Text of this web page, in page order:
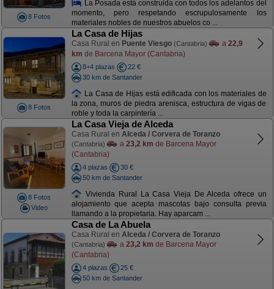
8 Fotos
La Posada está construida con todos los adelantos del
momento, pero respetando escrupulosamente los
materiales nobles de nuestros abuelos co ...
8 Fotos
La Casa de Hijas
Casa Rural en Puente Viesgo (Cantabria) a 22,9
km de Barcena Mayor (Cantabria)
8+4 plazas
22 €
30 km de Santander
La Casa de Hijas está edificada con los materiales de
la zona, muros de piedra arenisca, estructura de vigas de
roble y toda la carpintería ...
8 Fotos
Video
La Casa Vieja de Alceda
Casa Rural en Alceda / Corvera de Toranzo
(Cantabria) a 23,2 km de Barcena Mayor
(Cantabria)
4 plazas
30 €
50 km de Santander
Vivienda Rural La Casa Vieja De Alceda ofrece un
alojamiento que acepta mascotas bajo consulta previa
llamando a la propietaria. Hay aparcam ...
Casa de La Abuela
Casa Rural en Alceda / Corvera de Toranzo
(Cantabria) a 23,2 km de Barcena Mayor
(Cantabria)
4 plazas
25 €
50 km de Santander